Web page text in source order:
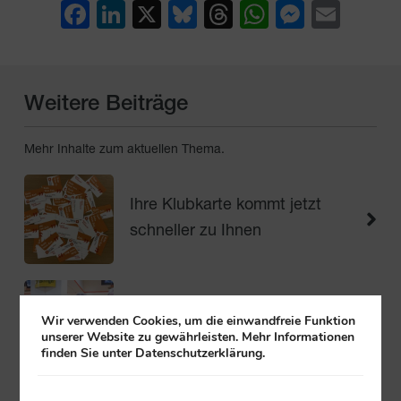
Facebook
LinkedIn
X Bluesky
Threads
Weitere Beiträge
Mehr Inhalte zum aktuellen Thema.
Ihre Klubkarte kommt jetzt
schneller zu Ihnen
Ballermann trifft Bowlingbahn
Wir verwenden Cookies, um die einwandfreie Funktion
unserer Website zu gewährleisten. Mehr Informationen
finden Sie unter Datenschutzerklärung.